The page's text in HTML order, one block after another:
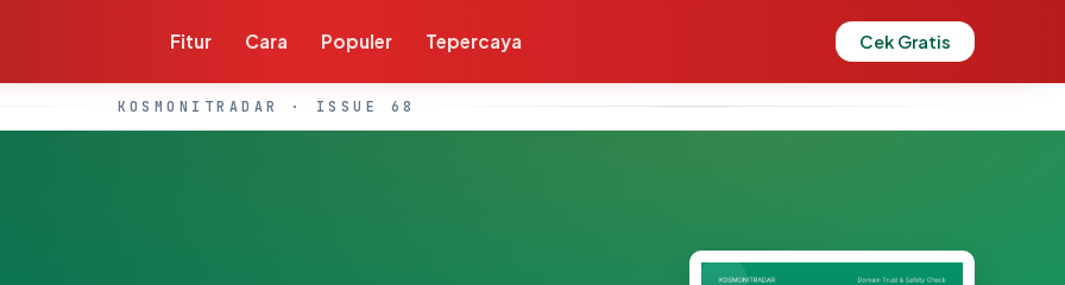
Fitur Cara Populer Tepercaya Cek Gratis
KOSMONITRADAR · ISSUE 68